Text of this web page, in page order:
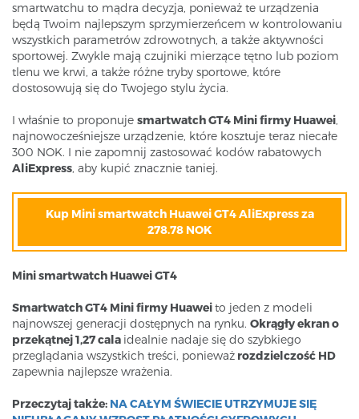
smartwatchu to mądra decyzja, ponieważ te urządzenia
będą Twoim najlepszym sprzymierzeńcem w kontrolowaniu
wszystkich parametrów zdrowotnych, a także aktywności
sportowej. Zwykle mają czujniki mierzące tętno lub poziom
tlenu we krwi, a także różne tryby sportowe, które
dostosowują się do Twojego stylu życia.
I właśnie to proponuje smartwatch GT4 Mini firmy Huawei,
najnowocześniejsze urządzenie, które kosztuje teraz niecałe
300 NOK. I nie zapomnij zastosować kodów rabatowych
AliExpress, aby kupić znacznie taniej.
Kup Mini smartwatch Huawei GT4 AliExpress za
278.78 NOK
Mini smartwatch Huawei GT4
Smartwatch GT4 Mini firmy Huaweito jeden z modeli
najnowszej generacji dostępnych na rynku. Okrągły ekran o
przekątnej 1,27 cala idealnie nadaje się do szybkiego
przeglądania wszystkich treści, ponieważ rozdzielczość HD
zapewnia najlepsze wrażenia.
Przeczytaj także: NA CAŁYM ŚWIECIE UTRZYMUJE SIĘ